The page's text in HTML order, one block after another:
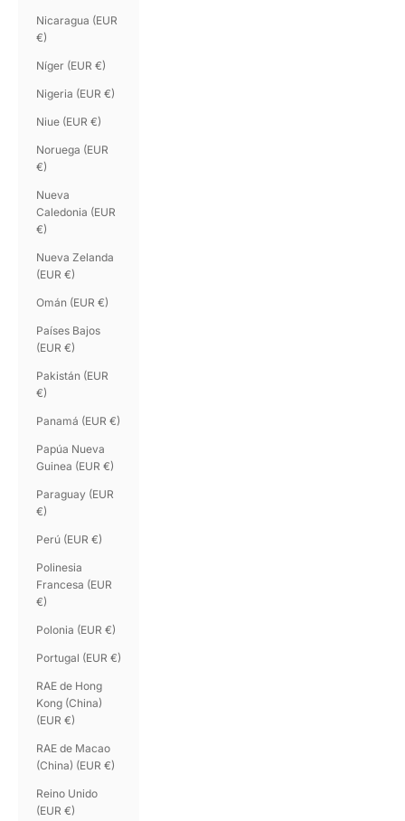
Nicaragua (EUR
€)
Níger (EUR €)
Nigeria (EUR €)
Niue (EUR €)
Noruega (EUR
€)
Nueva
Caledonia (EUR
€)
Nueva Zelanda
(EUR €)
Omán (EUR €)
Países Bajos
(EUR €)
Pakistán (EUR
€)
Panamá (EUR €)
Papúa Nueva
Guinea (EUR €)
Paraguay (EUR
€)
Perú (EUR €)
Polinesia
Francesa (EUR
€)
Polonia (EUR €)
Portugal (EUR €)
RAE de Hong
Kong (China)
(EUR €)
RAE de Macao
(China) (EUR €)
Reino Unido
(EUR €)